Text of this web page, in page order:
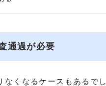
通過が必要
なくなるケースもあるでし